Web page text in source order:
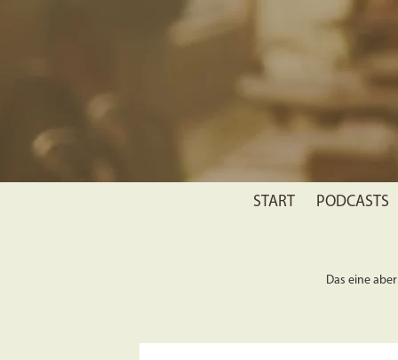
START PODCASTS
Das eine